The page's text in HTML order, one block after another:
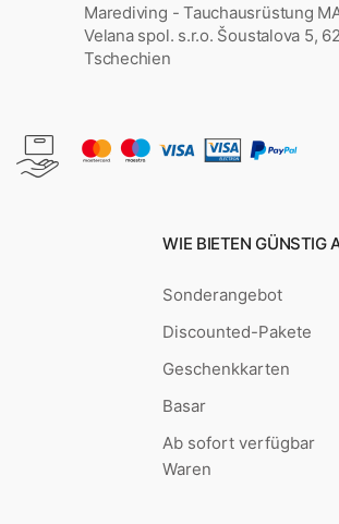
Marediving - Tauchausrüstung
Velana spol. s.r.o. Šoustalova 5,
Tschechien
WIE BIETEN GÜNSTIG
Sonderangebot
Discounted-Pakete
Geschenkkarten
Basar
Ab sofort verfügbar
Waren